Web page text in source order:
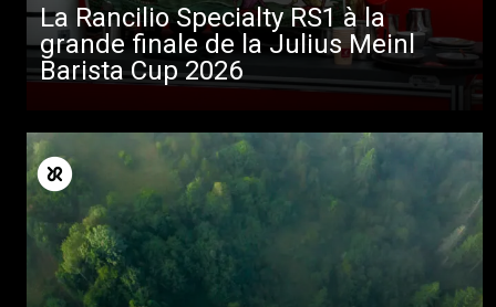
La Rancilio Specialty RS1 à la
grande finale de la Julius Meinl
Barista Cup 2026
Toutes